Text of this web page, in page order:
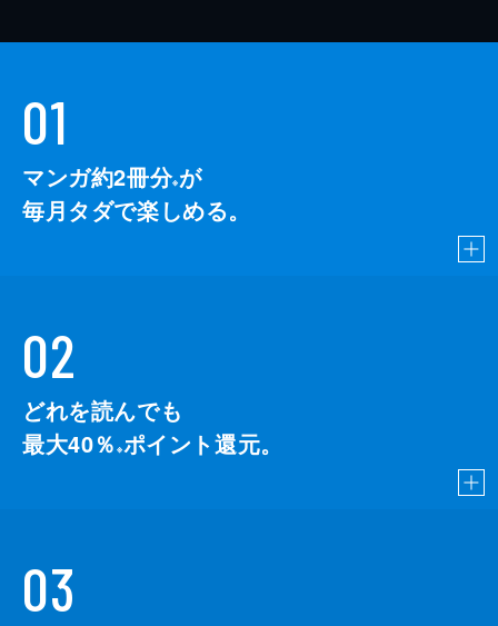
01
マンガ約2冊分※が
毎月タダで楽しめる。
02
どれを読んでも
最大40％ ※ポイント還元。
03